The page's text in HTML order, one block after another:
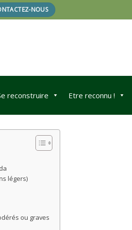
NOUS
reconstruire Etre reconnu !
légers)
ou graves